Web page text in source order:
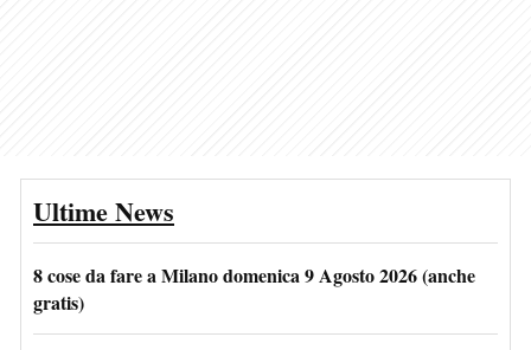
Ultime News
8 cose da fare a Milano domenica 9 Agosto 2026 (anche
gratis)